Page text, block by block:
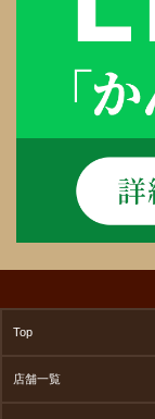
Top
店舗一覧